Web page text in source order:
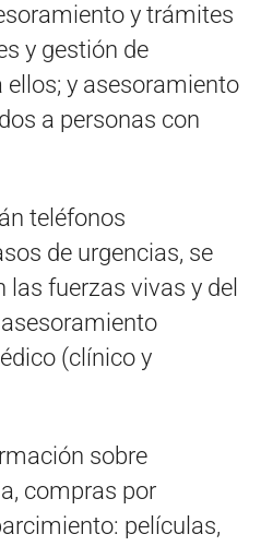
y trámites
y gestión de
y asesoramiento
a personas con
teléfonos
de urgencias, se
fuerzas vivas y del
(clínico y
sobre
compras por
películas,